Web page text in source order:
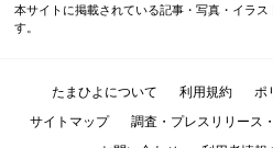
本サイトに掲載されている記事・写真・イラ
す。
たまひよについて 利用規約 ポ
サイトマップ
調査・プレスリリース